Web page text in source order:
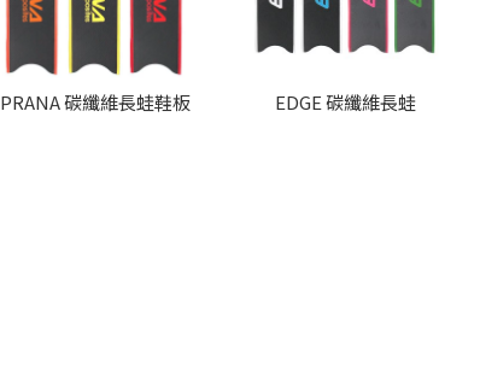
PRANA 碳纖維長蛙鞋板 EDGE 碳纖維長蛙